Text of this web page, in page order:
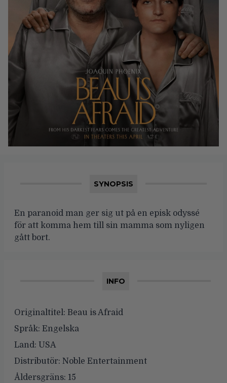
SYNOPSIS
En paranoid man ger sig ut på en episk odyssé
för att komma hem till sin mamma som nyligen
gått bort.
INFO
Originaltitel: Beau is Afraid
Språk: Engelska
Land: USA
Distributör: Noble Entertainment
Åldersgräns: 15